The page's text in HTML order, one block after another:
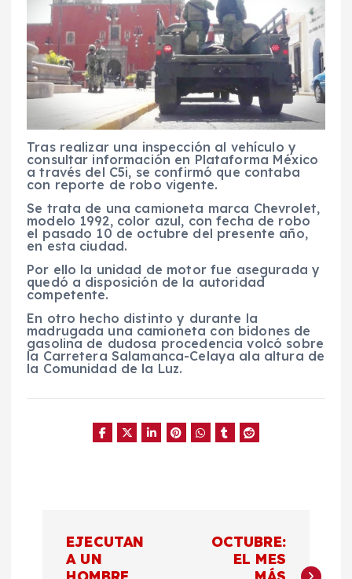
Tras realizar una inspección al vehículo y
consultar información en Plataforma México
a través del C5i, se confirmó que contaba
con reporte de robo vigente.
Se trata de una camioneta marca Chevrolet,
modelo 1992, color azul, con fecha de robo
el pasado 10 de octubre del presente año,
en esta ciudad.
Por ello la unidad de motor fue asegurada y
quedó a disposición de la autoridad
competente.
En otro hecho distinto y durante la
madrugada una camioneta con bidones de
gasolina de dudosa procedencia volcó sobre
la Carretera Salamanca-Celaya ala altura de
la Comunidad de la Luz.
EJECUTAN
A UN
OCTUBRE:
EL MES